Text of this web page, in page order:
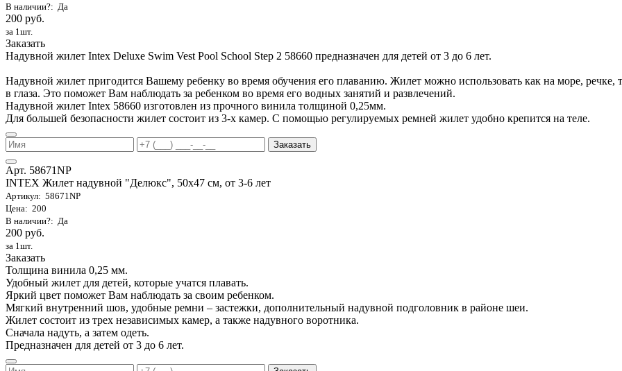
В наличии?: Да
200 руб.
за 1шт.
Заказать
Надувной жилет Intex Deluxe Swim Vest Pool School Step 2 58660 предназначен для детей от 3 до 6 лет.
Надувной жилет пригодится Вашему ребенку во время обучения его плаванию. Жилет можно использовать как на море, речке,
в глаза. Это поможет Вам наблюдать за ребенком во время его водных занятий и развлечений.
Надувной жилет Intex 58660 изготовлен из прочного винила толщиной 0,25мм.
Для большей безопасности жилет состоит из 3-х камер. С помощью регулируемых ремней жилет удобно крепится на теле.
Заказать
Арт. 58671NP
INTEX Жилет надувной "Делюкс", 50х47 см, от 3-6 лет
Артикул: 58671NP
Цена: 200
В наличии?: Да
200 руб.
за 1шт.
Заказать
Толщина винила 0,25 мм.
Удобный жилет для детей, которые учатся плавать.
Яркий цвет поможет Вам наблюдать за своим ребенком.
Мягкий внутренний шов, удобные ремни – застежки, дополнительный надувной подголовник в районе шеи.
Жилет состоит из трех независимых камер, а также надувного воротника.
Сначала надуть, а затем одеть.
Предназначен для детей от 3 до 6 лет.